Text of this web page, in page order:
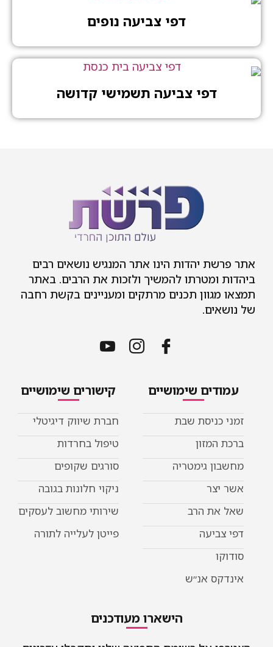
דפי צביעה נופים
דפי צביעה תשמישי קדושה
אתר פרשת יהדות הינו אתר המנגיש נושאים רבים
ביהדות ומטרתו להמשיך ולזכות את הרבים. באתר
תמצאו מגוון תכנים מרתקים ומעניינים בקשת רחבה
של נושאים.
עמודים שימושיים
זמני כניסת שבת
ברכת המזון
מחשבון גימטריה
אשר יצר
שאל את הרב
דפי צביעה
סודוקו
אינדקס אנ״ש
קישורים שימושיים
חברת שיווק דיגיטלי
טיפול בחרדות
סורגים שקופים
ניקוי חלונות בגובה
שירותי מחשוב לעסקים
פייטן לעלייה לתורה
הישארו מעודכנים